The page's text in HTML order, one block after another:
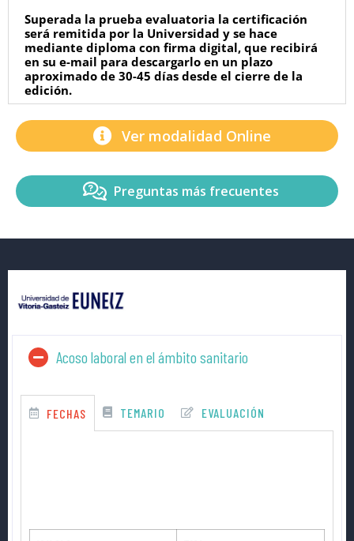
Superada la prueba evaluatoria la certificación
será remitida por la Universidad y se hace
mediante diploma con firma digital, que recibirá
en su e-mail para descargarlo en un plazo
aproximado de 30-45 días desde el cierre de la
edición.
Ver modalidad Online
Preguntas más frecuentes
Acoso laboral en el ámbito sanitario
FECHAS TEMARIO EVALUACIÓN